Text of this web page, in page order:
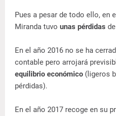
Pues a pesar de todo ello, en
Miranda tuvo unas pérdidas
En el año 2016 no se ha
contable pero arrojará
equilibrio económico (ligeros
pérdidas).
En el año 2017 recoge en su